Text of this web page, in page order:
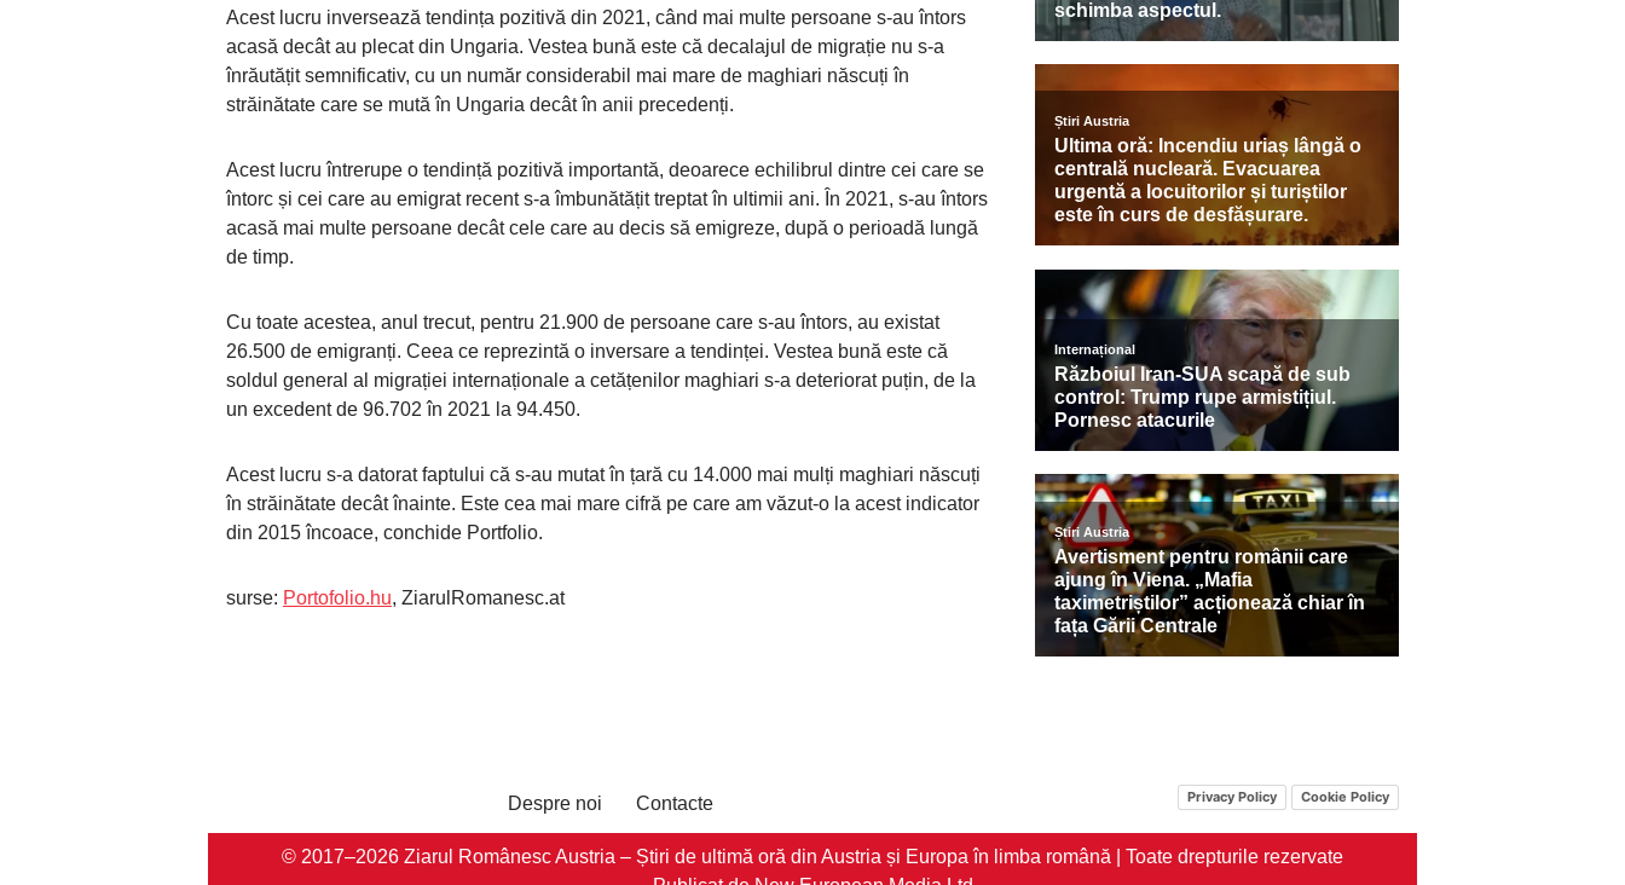
Acest lucru inversează tendința pozitivă din 2021, când mai multe persoane s-au întors
acasă decât au plecat din Ungaria. Vestea bună este că decalajul de migrație nu s-a
înrăutățit semnificativ, cu un număr considerabil mai mare de maghiari născuți în
străinătate care se mută în Ungaria decât în anii precedenți.
Acest lucru întrerupe o tendință pozitivă importantă, deoarece echilibrul dintre cei care se
întorc și cei care au emigrat recent s-a îmbunătățit treptat în ultimii ani. În 2021, s-au întors
acasă mai multe persoane decât cele care au decis să emigreze, după o perioadă lungă
de timp.
Cu toate acestea, anul trecut, pentru 21.900 de persoane care s-au întors, au existat
26.500 de emigranți. Ceea ce reprezintă o inversare a tendinței. Vestea bună este că
soldul general al migrației internaționale a cetățenilor maghiari s-a deteriorat puțin, de la
un excedent de 96.702 în 2021 la 94.450.
Acest lucru s-a datorat faptului că s-au mutat în țară cu 14.000 mai mulți maghiari născuți
în străinătate decât înainte. Este cea mai mare cifră pe care am văzut-o la acest indicator
din 2015 încoace, conchide Portfolio.
surse: Portofolio.hu, ZiarulRomanesc.at
Despre noi Contacte Privacy Policy Cookie Policy
© 2017–2026 Ziarul Românesc Austria – Știri de ultimă oră din Austria și Europa în limba română | Toate drepturile rezervate